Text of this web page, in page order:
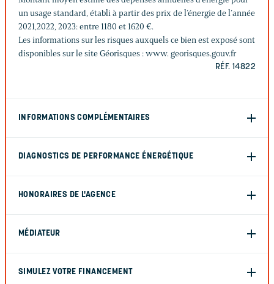
un usage standard, établi à partir des prix de l’énergie de l’année
2021,2022, 2023: entre 1180 et 1620 €.
Les informations sur les risques auxquels ce bien est exposé sont
disponibles sur le site Géorisques : www. georisques.gouv.fr
RÉF. 14822
INFORMATIONS COMPLÉMENTAIRES
DIAGNOSTICS DE PERFORMANCE ÉNERGÉTIQUE
HONORAIRES DE L'AGENCE
MÉDIATEUR
SIMULEZ VOTRE FINANCEMENT